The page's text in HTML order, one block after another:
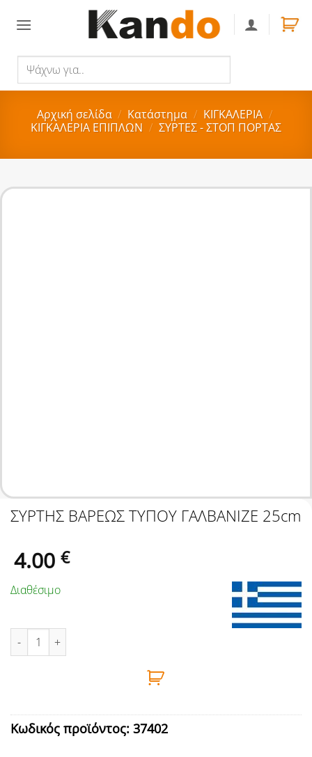
για..
Αρχική σελίδα / Κατάστημα / ΚΙΓΚΑΛΕΡΙΑ /
ΚΙΓΚΑΛΕΡΙΑ ΕΠΙΠΛΩΝ / ΣΥΡΤΕΣ - ΣΤΟΠ ΠΟΡΤΑΣ
ΣΥΡΤΗΣ ΒΑΡΕΩΣ ΤΥΠΟΥ ΓΑΛΒΑΝΙΖΕ 25cm
4.00 €
Διαθέσιμο
ΣΥΡΤΗΣ ΒΑΡΕΩΣ ΤΥΠΟΥ ΓΑΛΒΑΝΙΖΕ 25cm ποσότητα
Κωδικός προϊόντος: 37402